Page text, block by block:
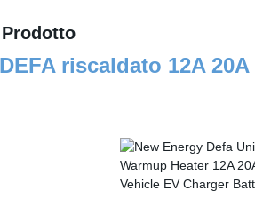
riscaldato 12A